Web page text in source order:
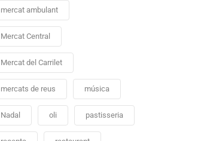
mercat ambulant
Mercat Central
Mercat del Carrilet
mercats de reus música
Nadal oli pastisseria